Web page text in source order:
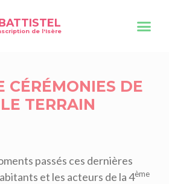
de l'Isère
CÉRÉMONIES DE
TERRAIN
passés ces dernières
et les acteurs de la 4ème